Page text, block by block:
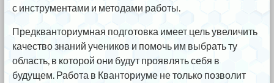
с инструментами и методами работы.
Предкванториумная подготовка имеет цель увеличить
качество знаний учеников и помочь им выбрать ту
область, в которой они будут проявлять себя в
будущем. Работа в Кванториуме не только позволит